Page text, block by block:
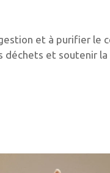
et à purifier le
déchets et soutenir la